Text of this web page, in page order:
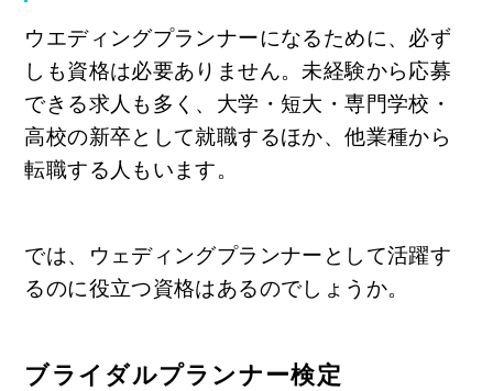
ウエディングプランナーになるために、必ず
しも資格は必要ありません。未経験から応募
できる求人も多く、大学・短大・専門学校・
高校の新卒として就職するほか、他業種から
転職する人もいます。
では、ウェディングプランナーとして活躍す
るのに役立つ資格はあるのでしょうか。
ブライダルプランナー検定